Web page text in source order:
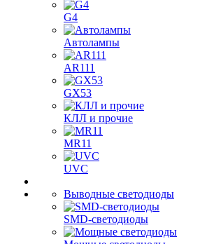
G4
Автолампы
AR111
GX53
КЛЛ и прочие
MR11
UVC
Выводные светодиоды
SMD-светодиоды